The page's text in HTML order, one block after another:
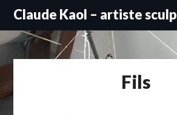
Skip
content
Claude Kaol – artiste
Fils